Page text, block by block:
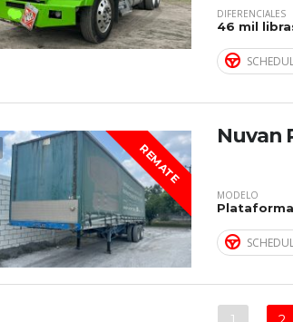
DIFERENCIALES
46 mil
REMATE
Nuvan
MODELO
Plataforma